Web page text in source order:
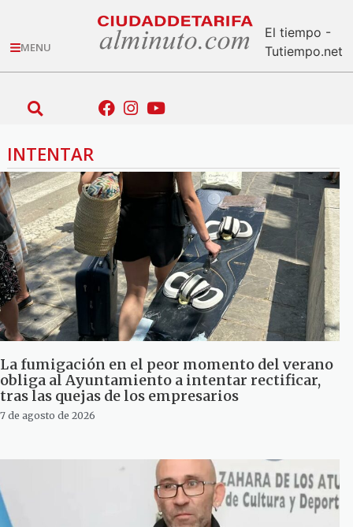
MENU
El tiempo -
Tutiempo.net
INTENTAR
La fumigación en el peor momento del verano
obliga al Ayuntamiento a intentar rectificar,
tras las quejas de los empresarios
7 de agosto de 2026